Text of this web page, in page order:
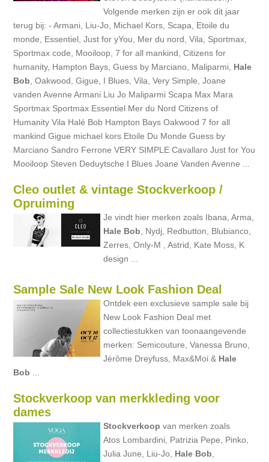
Volgende merken zijn er ook dit jaar
terug bij: - Armani, Liu-Jo, Michael Kors, Scapa, Etoile du
monde, Essentiel, Just for yYou, Mer du nord, Vila, Sportmax,
Sportmax code, Mooiloop, 7 for all mankind, Citizens for
humanity, Hampton Bays, Guess by Marciano, Maliparmi, Hale
Bob , Oakwood, Gigue, I Blues, Vila, Very Simple, Joane
vanden Avenne Armani Liu Jo Maliparmi Scapa Max Mara
Sportmax Sportmax Essentiel Mer du Nord Citizens of
Humanity Vila Halé Bob Hampton Bays Oakwood 7 for all
mankind Gigue michael kors Etoile Du Monde Guess by
Marciano Sandro Ferrone VERY SIMPLE Cavallaro Just for You
Mooiloop Steven Deduytsche I Blues Joane Vanden Avenne ...
Cleo outlet & vintage Stockverkoop /
Opruiming
Je vindt hier merken zoals Ibana, Arma,
Hale Bob , Nydj, Redbutton, Blubianco,
Zerres, Only-M , Astrid, Kate Moss, K
design ...
Sample Sale New Look Fashion Deal
Ontdek een exclusieve sample sale bij
New Look Fashion Deal met
collectiestukken van toonaangevende
merken: Semicouture, Vanessa Bruno,
Jérôme Dreyfuss, Max&Moi & Hale
Bob
Stockverkoop van merkkleding voor
dames
Stockverkoop van merken zoals
Atos Lombardini, Patrizia Pepe, Pinko,
Julia June, Liu-Jo, Hale Bob